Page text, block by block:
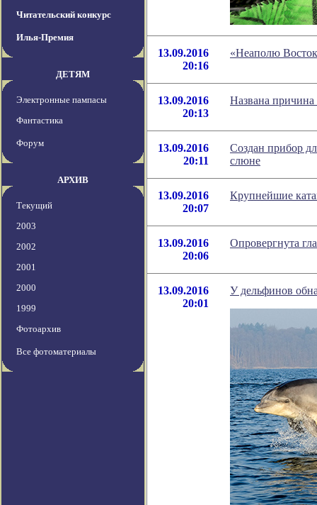
Читательский конкурс
Илья-Премия
ДЕТЯМ
Электронные пампасы
Фантастика
Форум
АРХИВ
Текущий
2003
2002
2001
2000
1999
Фотоархив
Все фотоматериалы
13.09.2016
20:16
«Неаполю
13.09.2016
20:13
Названа причина
13.09.2016
20:11
Создан прибор
слюне
13.09.2016
20:07
Крупнейшие
13.09.2016
20:06
Опровергнута
13.09.2016
20:01
У дельфинов